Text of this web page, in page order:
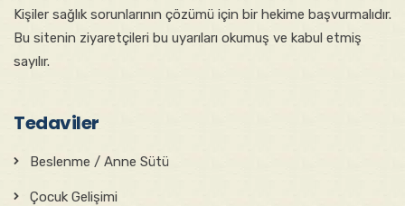
Kişiler sağlık sorunlarının çözümü için bir hekime başvurmalıdır.
Bu sitenin ziyaretçileri bu uyarıları okumuş ve kabul etmiş
sayılır.
Tedaviler
Beslenme / Anne Sütü
Çocuk Gelişimi